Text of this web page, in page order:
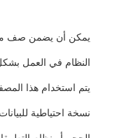
يمكن أن يضمن صف من
النظام في العمل
نسخة احتياطية